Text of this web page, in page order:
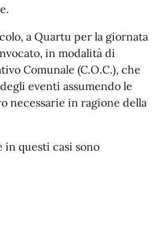
a Quartu per la giornata
in modalità di
Comunale (C.O.C.), che
eventi assumendo le
necessarie in ragione della
questi casi sono